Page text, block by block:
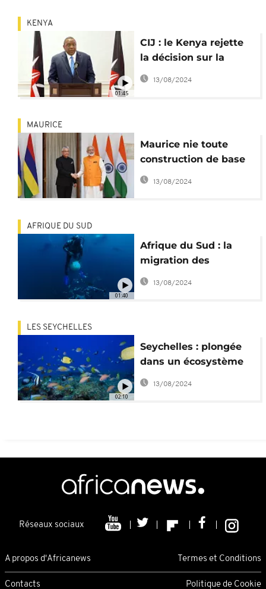
01:45
KENYA
CIJ : le Kenya rejette
la décision sur la
frontière somalienne
13/08/2024
MAURICE
Maurice nie toute
construction de base
militaire indienne à
Agalega
13/08/2024
01:40
AFRIQUE DU SUD
Afrique du Sud : la
migration des
sardines, un spectacle
de la nature
13/08/2024
02:10
LES SEYCHELLES
Seychelles : plongée
dans un écosystème
méconnu et fragile
13/08/2024
Réseaux sociaux
A propos d'Africanews Termes et Conditions
Contacts Politique de Cookie